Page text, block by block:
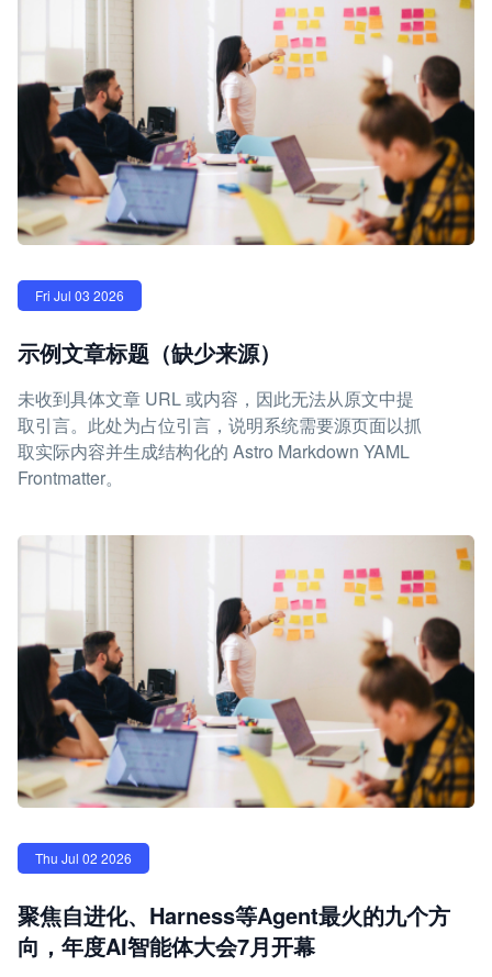
Fri Jul 03 2026
示例文章标题（缺少来源）
未收到具体文章 URL 或内容，因此无法从原文中提
取引言。此处为占位引言，说明系统需要源页面以抓
取实际内容并生成结构化的 Astro Markdown YAML
Frontmatter。
Thu Jul 02 2026
聚焦自进化、Harness等Agent最火的九个方
向，年度AI智能体大会7月开幕